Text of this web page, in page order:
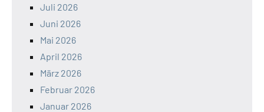
Juli 2026
Juni 2026
Mai 2026
April 2026
März 2026
Februar 2026
Januar 2026